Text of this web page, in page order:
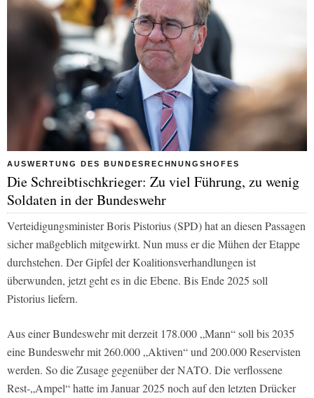
AUSWERTUNG DES BUNDESRECHNUNGSHOFES
Die Schreibtischkrieger: Zu viel Führung, zu wenig
Soldaten in der Bundeswehr
Verteidigungsminister Boris Pistorius (SPD) hat an diesen Passagen
sicher maßgeblich mitgewirkt. Nun muss er die Mühen der Etappe
durchstehen. Der Gipfel der Koalitionsverhandlungen ist
überwunden, jetzt geht es in die Ebene. Bis Ende 2025 soll
Pistorius liefern.
Aus einer Bundeswehr mit derzeit 178.000 „Mann“ soll bis 2035
eine Bundeswehr mit 260.000 „Aktiven“ und 200.000 Reservisten
werden. So die Zusage gegenüber der NATO. Die verflossene
Rest-„Ampel“ hatte im Januar 2025 noch auf den letzten Drücker